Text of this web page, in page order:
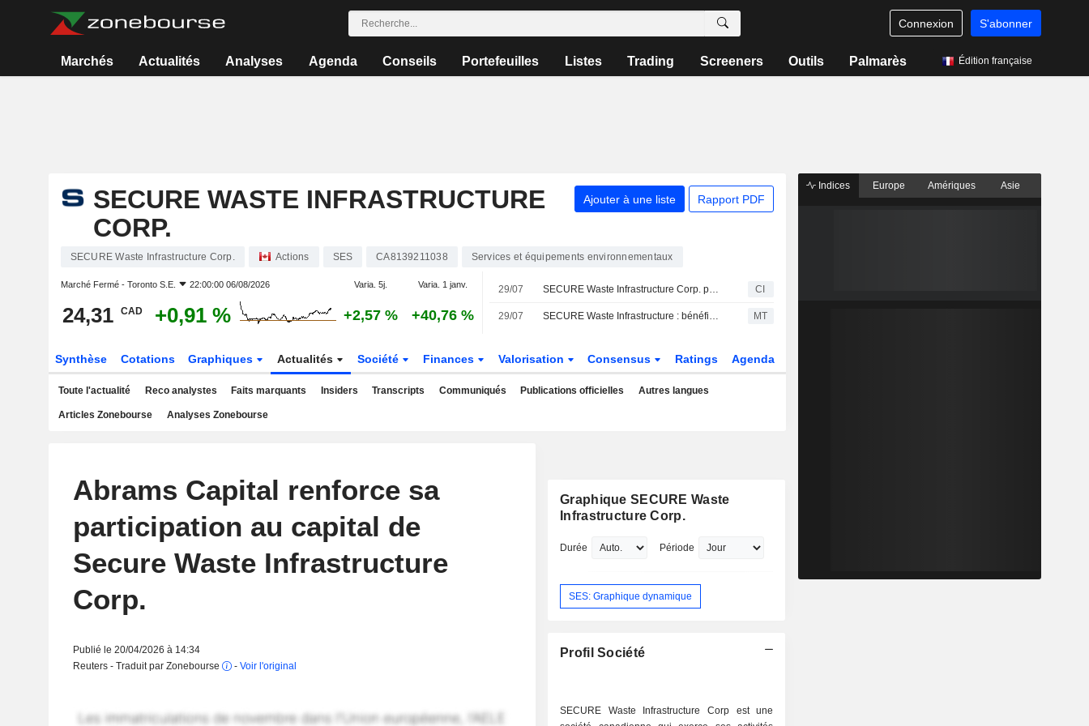
Connexion S'abonner
Marchés Actualités Analyses Agenda Conseils Portefeuilles Listes Trading Screeners Outils Palmarès Édition française
SECURE WASTE INFRASTRUCTURE
CORP.
Ajouter à une liste Rapport PDF
SECURE Waste Infrastructure Corp. Actions SES CA8139211038 Services et équipements environnementaux
Marché Fermé - Toronto S.E. 22:00:00 06/08/2026 Varia. 5j. Varia. 1 janv.
24,31 CAD +0,91 % +2,57 % +40,76 %
29/07 SECURE Waste Infrastructure Corp. publie ses résultats pour le deuxième trimestre et le premier semestre clos le 30 juin 2026 CI
29/07 SECURE Waste Infrastructure : bénéfice et chiffre d'affaires supérieurs aux attentes au T2 ; les perspectives d'EBITDA pour 2026 sont maintenues MT
Synthèse Cotations Graphiques Actualités Société Finances Valorisation Consensus Ratings Agenda
Toute l'actualité Reco analystes Faits marquants Insiders Transcripts Communiqués Publications officielles Autres langues
Articles Zonebourse Analyses Zonebourse
Abrams Capital renforce sa
participation au capital de
Secure Waste Infrastructure
Corp.
Publié le 20/04/2026 à 14:34
Reuters - Traduit par Zonebourse
- Voir l'original
Graphique SECURE Waste
Infrastructure Corp.
Durée Période
SES: Graphique dynamique
Profil Société
SECURE Waste Infrastructure Corp est une
Indices Europe Amériques Asie